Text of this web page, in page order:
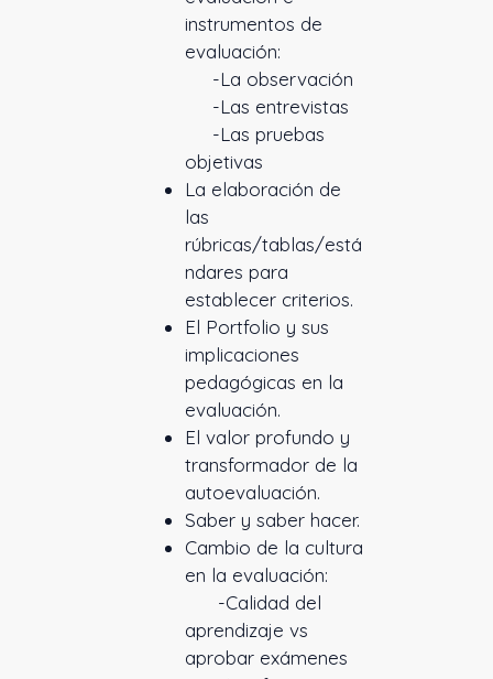
instrumentos de
evaluación:
-La observación
-Las entrevistas
-Las pruebas
objetivas
La elaboración de
las
rúbricas/tablas/está
ndares para
establecer criterios.
El Portfolio y sus
implicaciones
pedagógicas en la
evaluación.
El valor profundo y
transformador de la
autoevaluación.
Saber y saber hacer.
Cambio de la cultura
en la evaluación:
-Calidad del
aprendizaje vs
aprobar exámenes